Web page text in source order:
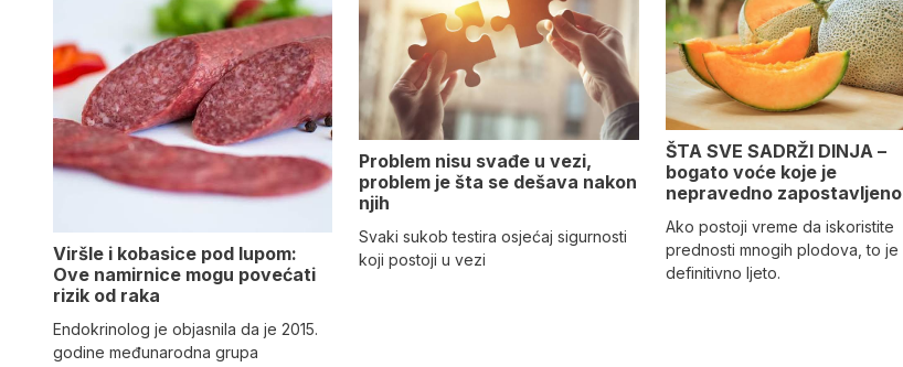
Viršle i kobasice pod lupom:
Ove namirnice mogu povećati
rizik od raka
Endokrinolog je objasnila da je 2015.
godine međunarodna grupa
Problem nisu svađe u vezi,
problem je šta se dešava nakon
njih
Svaki sukob testira osjećaj sigurnosti
koji postoji u vezi
ŠTA SVE SADRŽI DINJA –
bogato voće koje je
nepravedno zapostavljeno
Ako postoji vreme da iskoristite
prednosti mnogih plodova, to je
definitivno ljeto.